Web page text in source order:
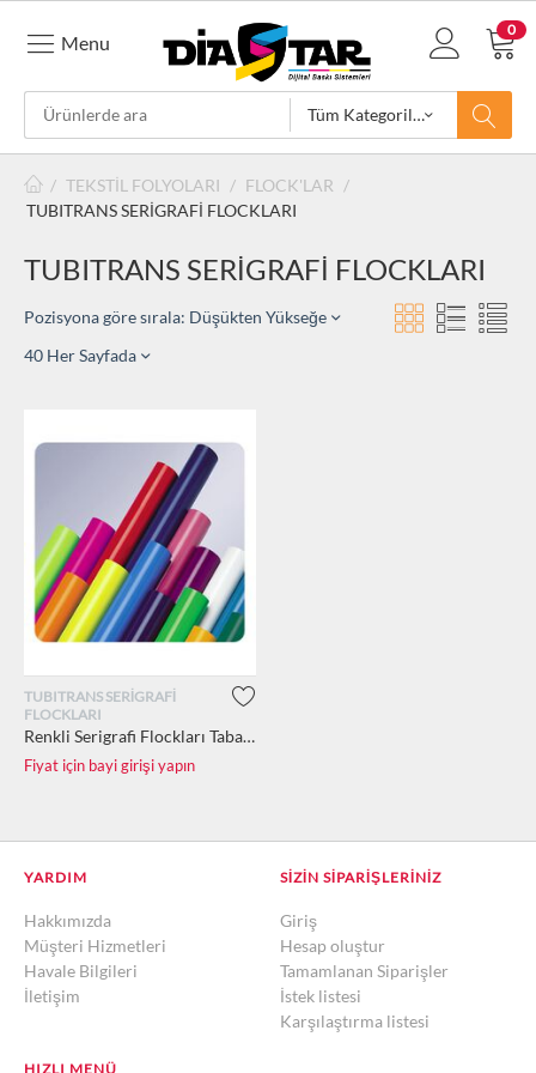
Tüm Kategoriler
0
Menu
/ TEKSTİL FOLYOLARI / FLOCK'LAR /
TUBITRANS SERİGRAFİ FLOCKLARI
TUBITRANS SERİGRAFİ FLOCKLARI
Pozisyona göre sırala: Düşükten Yükseğe
40 Her Sayfada
TUBITRANS SERİGRAFİ
FLOCKLARI
Renkli Serigrafi Flockları Tabaka (51cm x 70cm kalınlık:0.5mm)
Fiyat için bayi girişi yapın
YARDIM
Hakkımızda
Müşteri Hizmetleri
Havale Bilgileri
İletişim
SIZIN SIPARIŞLERINIZ
Giriş
Hesap oluştur
Tamamlanan Siparişler
İstek listesi
Karşılaştırma listesi
HIZLI MENÜ